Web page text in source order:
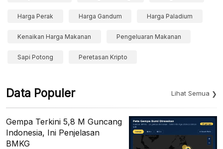
Harga Perak Harga Gandum Harga Paladium
Kenaikan Harga Makanan Pengeluaran Makanan
Sapi Potong Peretasan Kripto
Data Populer Lihat Semua
Gempa Terkini 5,8 M Guncang
Indonesia, Ini Penjelasan
BMKG